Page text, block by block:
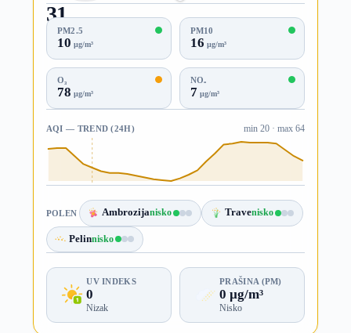
31
AQI
PM2.5
10 µg/m³
PM10
16 µg/m³
O₃
78 µg/m³
NO₂
7 µg/m³
AQI — TREND (24H) min 20 · max 64
POLEN Ambrozijanisko Travenisko
Pelinnisko
UV INDEKS
0
Nizak
PRAŠINA (PM)
0 µg/m³
Nisko